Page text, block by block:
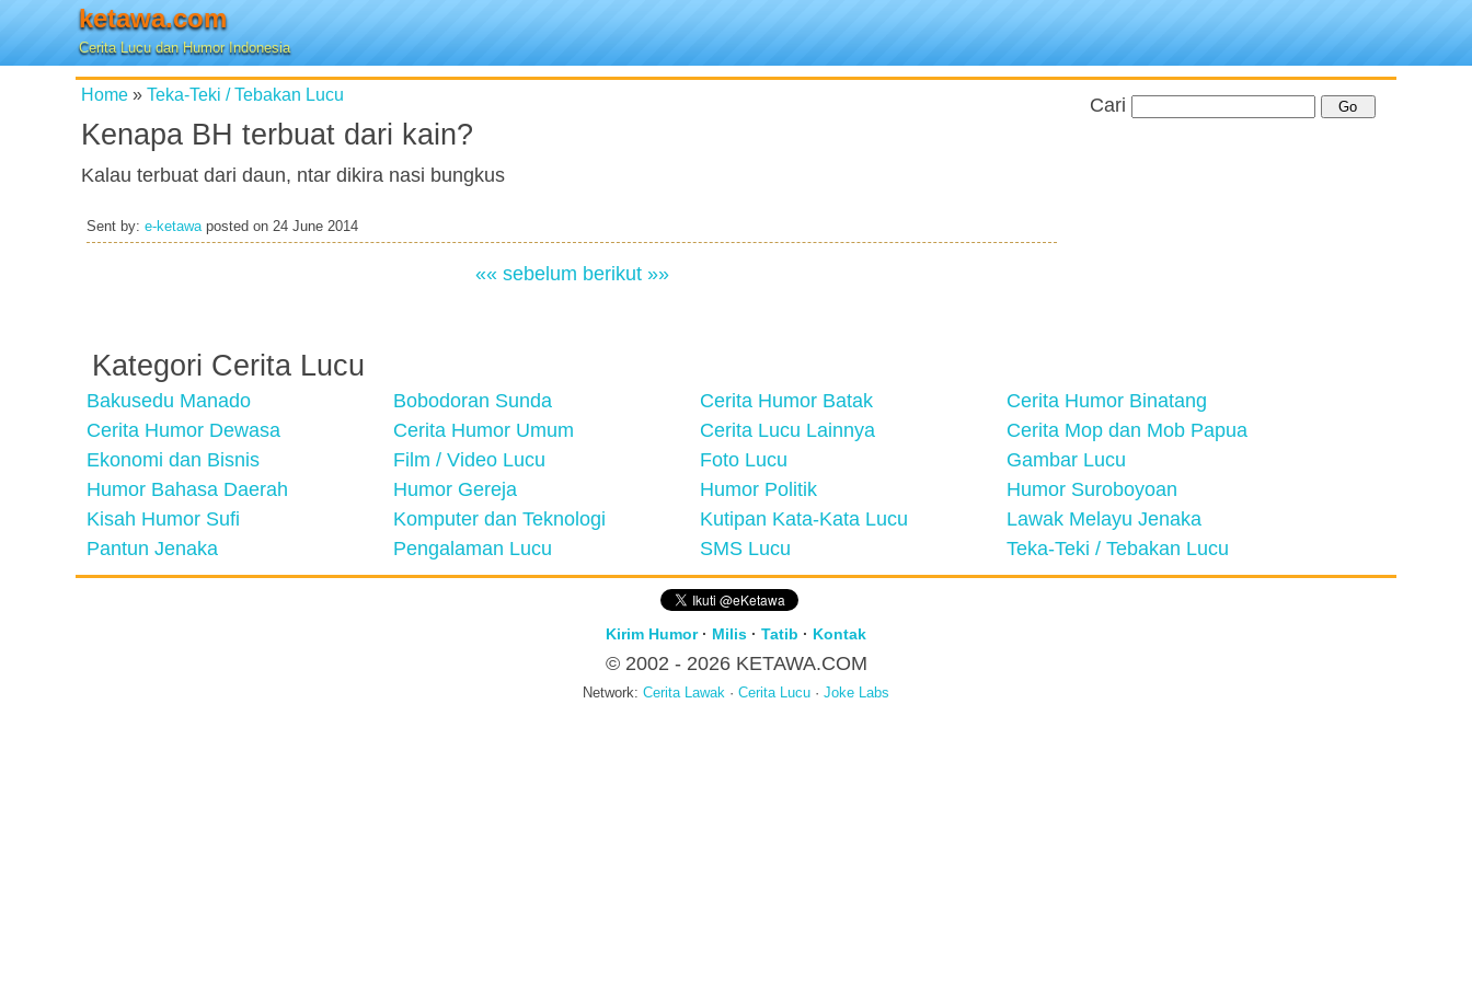
ketawa.com
Cerita Lucu dan Humor Indonesia
Home » Teka-Teki / Tebakan Lucu
Kenapa BH terbuat dari kain?
Kalau terbuat dari daun, ntar dikira nasi bungkus
Sent by: e-ketawaposted on 24 June 2014
«« sebelum berikut »»
Cari
Kategori Cerita Lucu
Bakusedu Manado Bobodoran Sunda Cerita Humor Batak
Cerita Humor Binatang
Cerita Humor Dewasa
Cerita Humor Umum Cerita Lucu Lainnya
Cerita Mop dan Mob Papua
Ekonomi dan Bisnis
Film / Video Lucu Foto Lucu
Gambar Lucu
Humor Bahasa Daerah
Humor Gereja Humor Politik
Humor Suroboyoan
Kisah Humor Sufi
Komputer dan Teknologi Kutipan Kata-Kata Lucu
Lawak Melayu Jenaka
Pantun Jenaka
Pengalaman Lucu SMS Lucu Teka-Teki / Tebakan Lucu
Kirim Humor· Milis · Tatib · Kontak
© 2002 - 2026 KETAWA.COM
Network: Cerita Lawak · Cerita Lucu · Joke Labs